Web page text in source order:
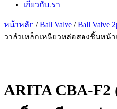
เกี่ยวกับเรา
หน้าหลัก /Ball Valve /Ball Valve
วาล์วเหล็กเหนียวหล่อสองชิ้นหน้า
ARITA CBA-F2